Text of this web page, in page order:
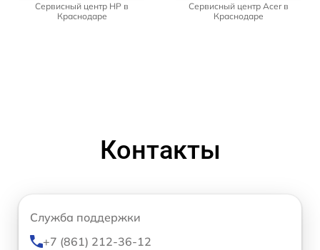
Сервисный центр HP в
Краснодаре
Сервисный центр Acer в
Краснодаре
Контакты
Служба поддержки
+7 (861) 212-36-12